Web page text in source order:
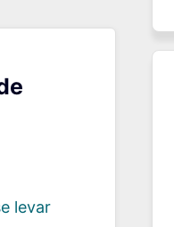
levar